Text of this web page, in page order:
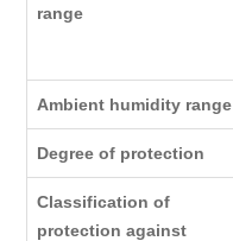
range
Ambient humidity range
Degree of protection
Classification of
protection against